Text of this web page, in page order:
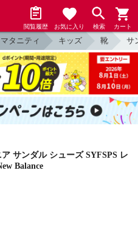
閲覧履歴 お気に入り 検索 カート
タニティ キッズ 靴 サ
サンダル シューズ SYFSPS レ
Balance